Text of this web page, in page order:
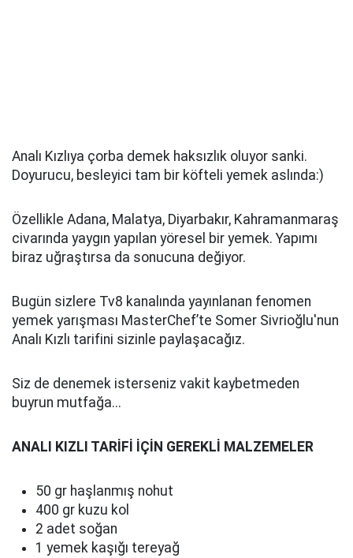
Analı Kızlıya çorba demek haksızlık oluyor sanki.
Doyurucu, besleyici tam bir köfteli yemek aslında:)
Özellikle Adana, Malatya, Diyarbakır, Kahramanmaraş
civarında yaygın yapılan yöresel bir yemek. Yapımı
biraz uğraştırsa da sonucuna değiyor.
Bugün sizlere Tv8 kanalında yayınlanan fenomen
yemek yarışması MasterChef’te Somer Sivrioğlu'nun
Analı Kızlı tarifini sizinle paylaşacağız.
Siz de denemek isterseniz vakit kaybetmeden
buyrun mutfağa...
ANALI KIZLI TARİFİ İÇİN GEREKLİ MALZEMELER
50 gr haşlanmış nohut
400 gr kuzu kol
2 adet soğan
1 yemek kaşığı tereyağ